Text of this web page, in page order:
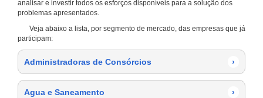
analisar e investir todos os esforços disponíveis para a solução dos
problemas apresentados.
Veja abaixo a lista, por segmento de mercado, das empresas que já
participam:
Administradoras de Consórcios ›
Agua e Saneamento ›